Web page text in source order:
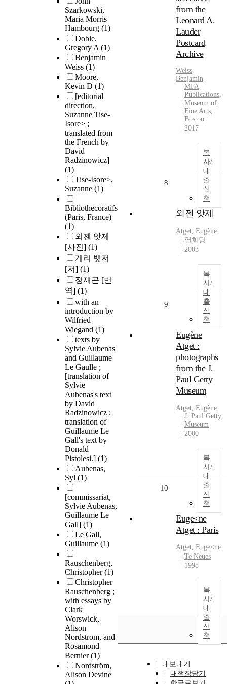
Szarkowski,
Maria Morris
Hambourg (1)
Dobie,
Gregory A(1)
Benjamin
Weiss (1)
Moore,
Kevin D (1)
[editorial
direction,
Suzanne Tise-
Isore> ;
translated from
the French by
David
Radzinowicz]
(1)
Tise-Isore>,
Suzanne (1)
Bibliothecoratifs
(Paris, France)
(1)
외젠 앗제
[사진] (1)
게리 뱃저
[저] (1)
정재곤 [번
역] (1)
with an
introduction by
Wilfried
Wiegand (1)
texts by
Sylvie Aubenas
and Guillaume
Le Gaulle ;
[translation of
Sylvie
Aubenas's text
by David
Radzinowicz ;
translation of
Guillaume Le
Gall's text by
Donald
Pistolesi.] (1)
Aubenas,
Syl (1)
[commissariat,
Sylvie Aubenas,
Guillaume Le
Gall] (1)
Le Gall,
Guillaume (1)
Rauschenberg,
Christopher(1)
Christopher
Rauschenberg ;
with essays by
Clark
Worswick,
Alison
Nordstrom, and
Rosamond
Bernier(1)
Nordström,
Alison Devine
from the
Leonard A.
Lauder
Postcard
Archive
Weiss,
Benjamin
MFA
Publications,
Museum of
Fine Arts,
Boston
2017
복
사/
대
출
신
청
8
외젠 앗제
Atget, Eugène
열화당
2003
복
사/
대
출
신
청
9
Eugène
Atget :
photographs
from the J.
Paul Getty
Museum
Atget, Eugene
J. Paul Getty
Museum
2000
복
사/
대
출
신
청
10
Euge<ne
Atget : Paris
Atget, Euge<ne
Te Neues
1998
복
사/
대
출
신
청
내보내기
내책장담기